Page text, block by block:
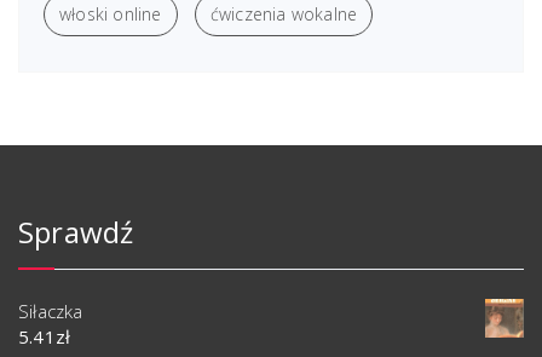
włoski online ćwiczenia wokalne
Sprawdź
Siłaczka
5.41 zł